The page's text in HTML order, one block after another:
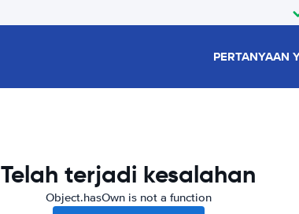
PERTANYAAN
Telah terjadi kesalahan
Object.hasOwn is not a function